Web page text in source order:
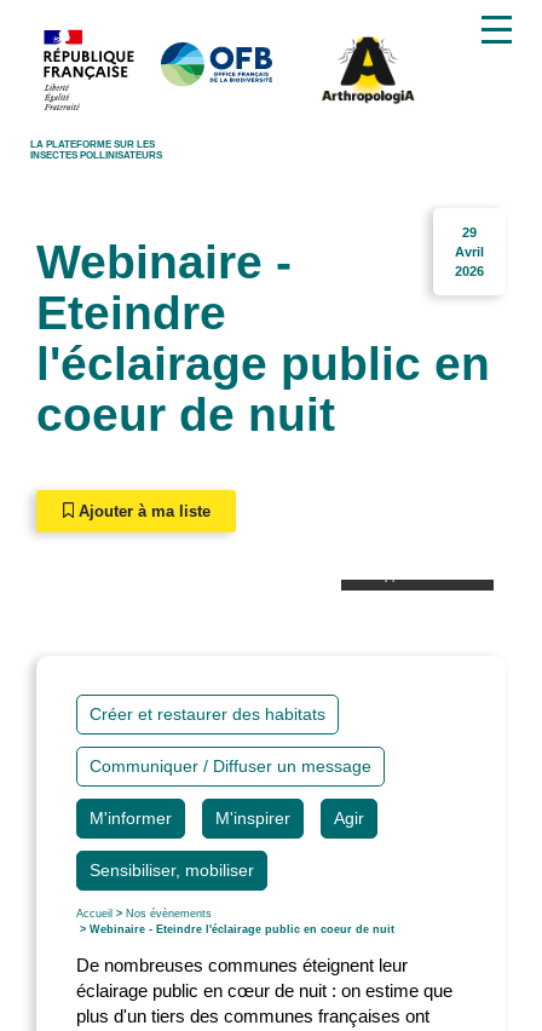
LA PLATEFORME SUR LES
INSECTES POLLINISATEURS
29
Avril
2026
Webinaire -
Eteindre
l'éclairage public en
coeur de nuit
Ajouter à ma liste
Créer et restaurer des habitats
Communiquer / Diffuser un message
M'informer M'inspirer Agir
Sensibiliser, mobiliser
Accueil > Nos évènements
> Webinaire - Eteindre l'éclairage public en coeur de nuit
De nombreuses communes éteignent leur
éclairage public en cœur de nuit : on estime que
plus d'un tiers des communes françaises ont